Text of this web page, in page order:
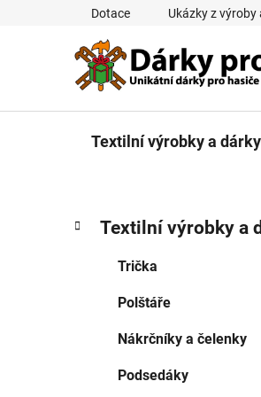
Dotace Ukázky z výroby
Textilní výrobky a dárky
P
kategorie
a
Textilní výrobky a
Trička
Polštáře
Nákrčníky a čelenky
Podsedáky